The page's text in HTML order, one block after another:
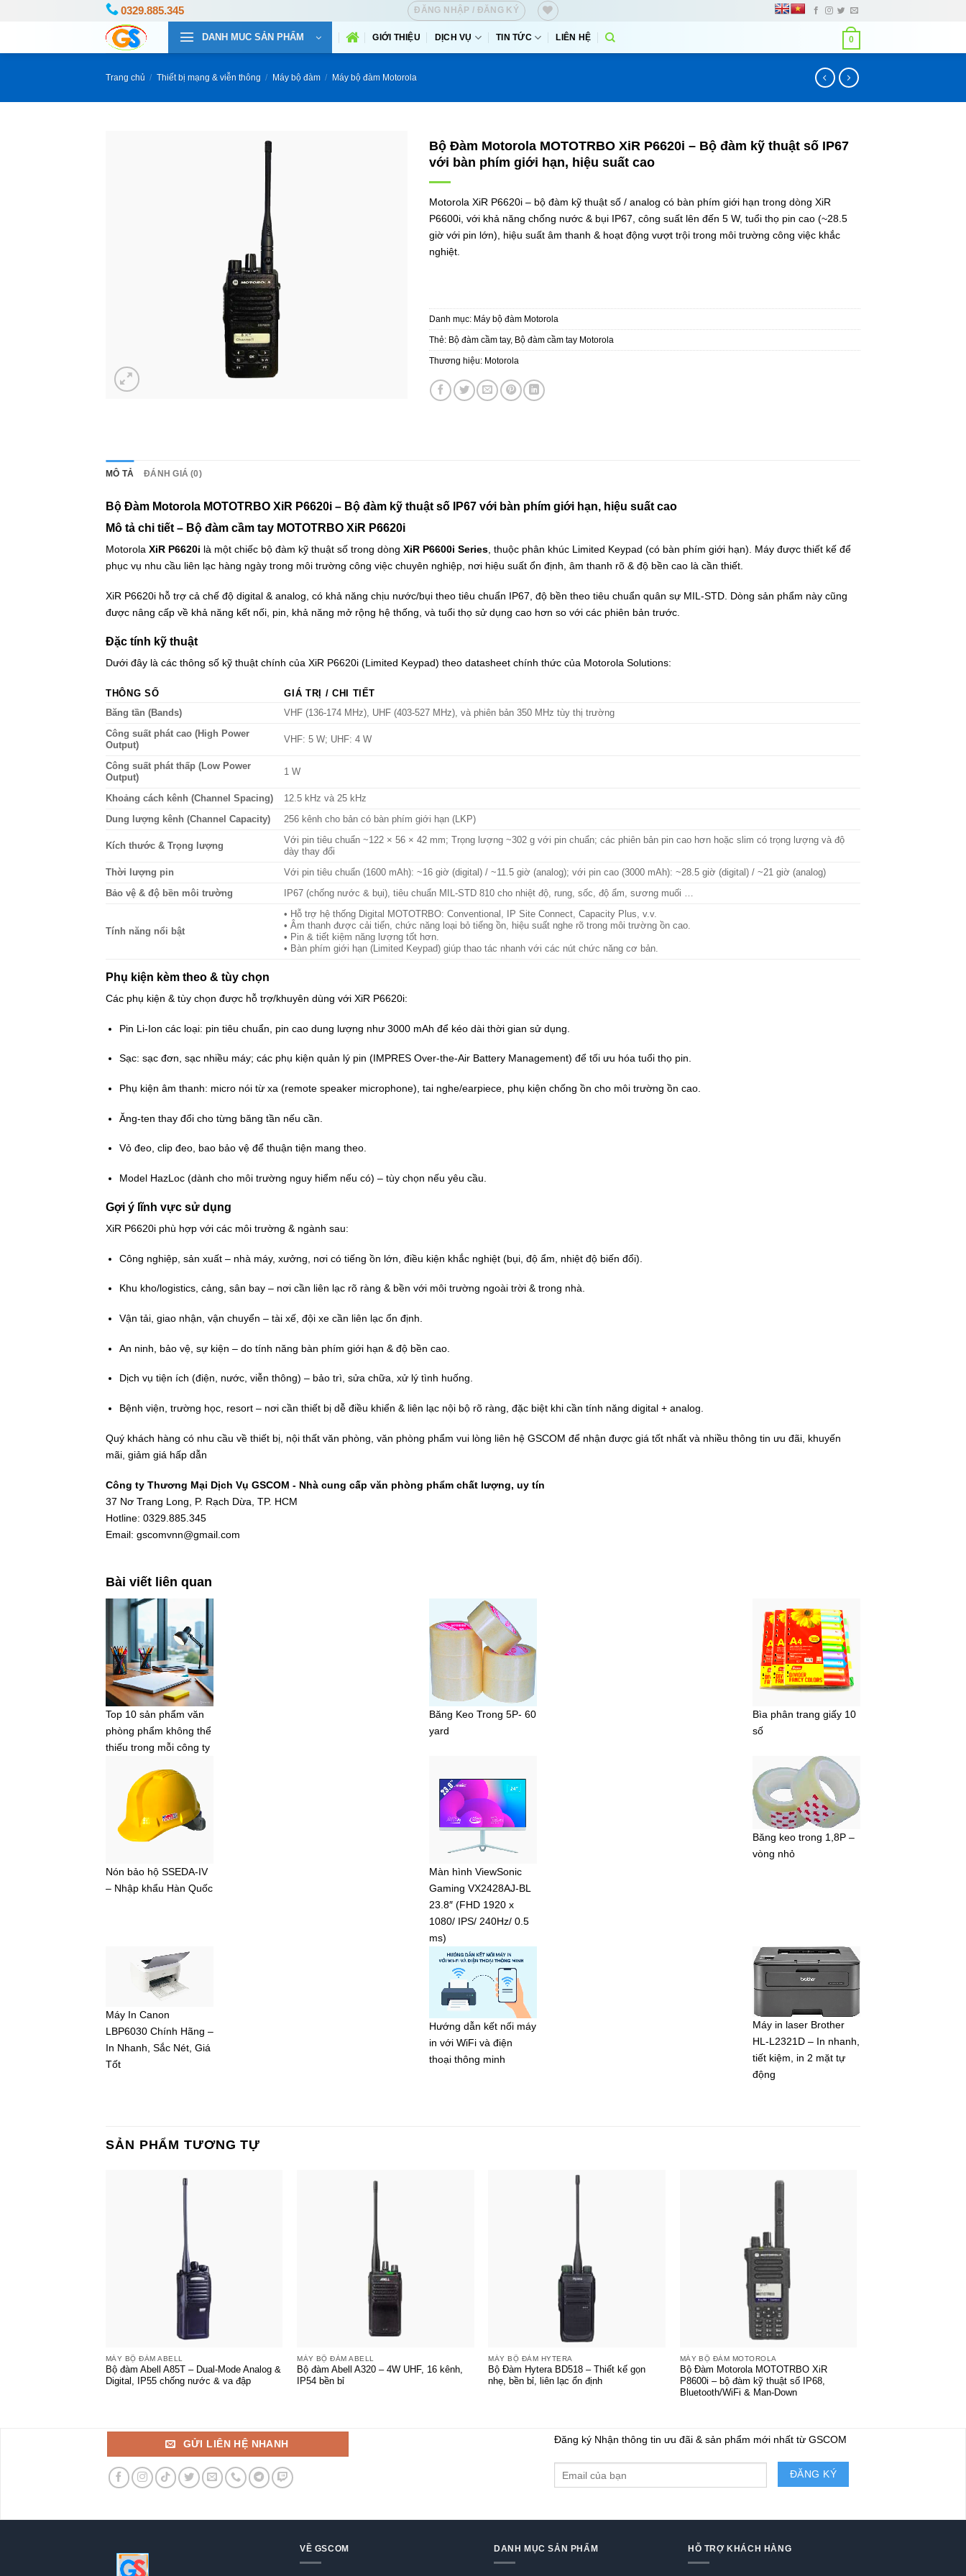
dung
0329.885.345 ĐĂNG NHẬP / ĐĂNG KÝ
DANH MUC SẢN PHẨM GIỚI THIỆU DỊCH VỤ TIN TỨC LIÊN HỆ 0
Trang chủ / Thiết bị mạng & viễn thông / Máy bộ đàm / Máy bộ đàm Motorola
Bộ Đàm Motorola MOTOTRBO XiR P6620i – Bộ đàm kỹ thuật số IP67
với bàn phím giới hạn, hiệu suất cao
Motorola XiR P6620i – bộ đàm kỹ thuật số / analog có bàn phím giới hạn trong dòng XiR
P6600i, với khả năng chống nước & bụi IP67, công suất lên đến 5 W, tuổi thọ pin cao (~28.5
giờ với pin lớn), hiệu suất âm thanh & hoạt động vượt trội trong môi trường công việc khắc
nghiệt.
Danh mục: Máy bộ đàm Motorola
Thẻ: Bộ đàm cầm tay, Bộ đàm cầm tay Motorola
Thương hiệu: Motorola
MÔ TẢ ĐÁNH GIÁ (0)
Bộ Đàm Motorola MOTOTRBO XiR P6620i – Bộ đàm kỹ thuật số IP67 với bàn phím giới hạn, hiệu suất cao
Mô tả chi tiết – Bộ đàm cầm tay MOTOTRBO XiR P6620i
Motorola XiR P6620i là một chiếc bộ đàm kỹ thuật số trong dòng XiR P6600i Series, thuộc phân khúc Limited Keypad (có bàn phím giới hạn). Máy được thiết kế để
phục vụ nhu cầu liên lạc hàng ngày trong môi trường công việc chuyên nghiệp, nơi hiệu suất ổn định, âm thanh rõ & độ bền cao là cần thiết.
XiR P6620i hỗ trợ cả chế độ digital & analog, có khả năng chịu nước/bụi theo tiêu chuẩn IP67, độ bền theo tiêu chuẩn quân sự MIL-STD. Dòng sản phẩm này cũng
được nâng cấp về khả năng kết nối, pin, khả năng mở rộng hệ thống, và tuổi thọ sử dụng cao hơn so với các phiên bản trước.
Đặc tính kỹ thuật
Dưới đây là các thông số kỹ thuật chính của XiR P6620i (Limited Keypad) theo datasheet chính thức của Motorola Solutions:
THÔNG SỐ
GIÁ TRỊ / CHI TIẾT
Băng tần (Bands)
VHF (136-174 MHz), UHF (403-527 MHz), và phiên bản 350 MHz tùy thị trường
Công suất phát cao (High Power
Output)
VHF: 5 W; UHF: 4 W
Công suất phát thấp (Low Power
Output)
1 W
Khoảng cách kênh (Channel Spacing)
12.5 kHz và 25 kHz
Dung lượng kênh (Channel Capacity)
256 kênh cho bản có bàn phím giới hạn (LKP)
Kích thước & Trọng lượng
Với pin tiêu chuẩn ~122 × 56 × 42 mm; Trọng lượng ~302 g với pin chuẩn; các phiên bản pin cao hơn hoặc slim có trọng lượng và độ
dày thay đổi
Thời lượng pin
Với pin tiêu chuẩn (1600 mAh): ~16 giờ (digital) / ~11.5 giờ (analog); với pin cao (3000 mAh): ~28.5 giờ (digital) / ~21 giờ (analog)
Bảo vệ & độ bền môi trường
IP67 (chống nước & bụi), tiêu chuẩn MIL-STD 810 cho nhiệt độ, rung, sốc, độ ẩm, sương muối …
Tính năng nổi bật
• Hỗ trợ hệ thống Digital MOTOTRBO: Conventional, IP Site Connect, Capacity Plus, v.v.
• Âm thanh được cải tiến, chức năng loại bỏ tiếng ồn, hiệu suất nghe rõ trong môi trường ồn cao.
• Pin & tiết kiệm năng lượng tốt hơn.
• Bàn phím giới hạn (Limited Keypad) giúp thao tác nhanh với các nút chức năng cơ bản.
Phụ kiện kèm theo & tùy chọn
Các phụ kiện & tùy chọn được hỗ trợ/khuyên dùng với XiR P6620i:
Pin Li-Ion các loại: pin tiêu chuẩn, pin cao dung lượng như 3000 mAh để kéo dài thời gian sử dụng.
Sạc: sạc đơn, sạc nhiều máy; các phụ kiện quản lý pin (IMPRES Over-the-Air Battery Management) để tối ưu hóa tuổi thọ pin.
Phụ kiện âm thanh: micro nói từ xa (remote speaker microphone), tai nghe/earpiece, phụ kiện chống ồn cho môi trường ồn cao.
Ăng-ten thay đổi cho từng băng tần nếu cần.
Vỏ đeo, clip đeo, bao bảo vệ để thuận tiện mang theo.
Model HazLoc (dành cho môi trường nguy hiểm nếu có) – tùy chọn nếu yêu cầu.
Gợi ý lĩnh vực sử dụng
XiR P6620i phù hợp với các môi trường & ngành sau:
Công nghiệp, sản xuất – nhà máy, xưởng, nơi có tiếng ồn lớn, điều kiện khắc nghiệt (bụi, độ ẩm, nhiệt độ biến đổi).
Khu kho/logistics, cảng, sân bay – nơi cần liên lạc rõ ràng & bền với môi trường ngoài trời & trong nhà.
Vận tải, giao nhận, vận chuyển – tài xế, đội xe cần liên lạc ổn định.
An ninh, bảo vệ, sự kiện – do tính năng bàn phím giới hạn & độ bền cao.
Dịch vụ tiện ích (điện, nước, viễn thông) – bảo trì, sửa chữa, xử lý tình huống.
Bệnh viện, trường học, resort – nơi cần thiết bị dễ điều khiển & liên lạc nội bộ rõ ràng, đặc biệt khi cần tính năng digital + analog.
Quý khách hàng có nhu cầu về thiết bị, nội thất văn phòng, văn phòng phẩm vui lòng liên hệ GSCOM để nhận được giá tốt nhất và nhiều thông tin ưu đãi, khuyến
mãi, giảm giá hấp dẫn
Công ty Thương Mại Dịch Vụ GSCOM - Nhà cung cấp văn phòng phẩm chất lượng, uy tín
37 Nơ Trang Long, P. Rạch Dừa, TP. HCM
Hotline: 0329.885.345
Email: gscomvnn@gmail.com
Bài viết liên quan
Top 10 sản phẩm văn
phòng phẩm không thể
thiếu trong mỗi công ty
Băng Keo Trong 5P- 60
yard
Bìa phân trang giấy 10
số
Nón bảo hộ SSEDA-IV
– Nhập khẩu Hàn Quốc
Màn hình ViewSonic
Gaming VX2428AJ-BL
23.8″ (FHD 1920 x
1080/ IPS/ 240Hz/ 0.5
ms)
Băng keo trong 1,8P –
vòng nhỏ
Máy In Canon
LBP6030 Chính Hãng –
In Nhanh, Sắc Nét, Giá
Tốt
Hướng dẫn kết nối máy
in với WiFi và điện
thoại thông minh
Máy in laser Brother
HL-L2321D – In nhanh,
tiết kiệm, in 2 mặt tự
động
SẢN PHẨM TƯƠNG TỰ
MÁY BỘ ĐÀM ABELL
Bộ đàm Abell A85T – Dual-Mode Analog &
Digital, IP55 chống nước & va đập
MÁY BỘ ĐÀM ABELL
Bộ đàm Abell A320 – 4W UHF, 16 kênh,
IP54 bền bỉ
MÁY BỘ ĐÀM HYTERA
Bộ Đàm Hytera BD518 – Thiết kế gọn
nhẹ, bền bỉ, liên lạc ổn định
MÁY BỘ ĐÀM MOTOROLA
Bộ Đàm Motorola MOTOTRBO XiR
P8600i – bộ đàm kỹ thuật số IP68,
Bluetooth/WiFi & Man-Down
GỬI LIÊN HỆ NHANH Đăng ký Nhận thông tin ưu đãi & sản phẩm mới nhất từ GSCOM
VỀ GSCOM DANH MỤC SẢN PHẨM HỖ TRỢ KHÁCH HÀNG